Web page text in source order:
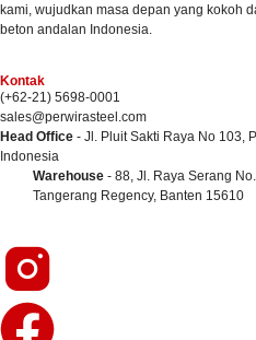
kami, wujudkan masa depan yang kokoh
beton andalan Indonesia.
Kontak
(+62-21) 5698-0001
sales@perwirasteel.com
Head Office - Jl. Pluit Sakti Raya No 103,
Indonesia
Warehouse - 88, Jl. Raya Serang
Tangerang Regency, Banten 15610